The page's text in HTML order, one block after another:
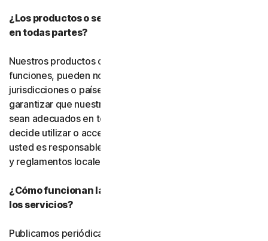
¿Los productos o servicios de Gen están disponibles
en todas partes?
Nuestros productos o servicios, o determinadas
funciones, pueden no estar disponibles en todas las
jurisdicciones o países, y no podemos declarar ni
garantizar que nuestro software, servicios o contenido
sean adecuados en todos los países o jurisdicciones. Si
decide utilizar o acceder a nuestro software o servicios,
usted es responsable de cumplir todas las leyes, normas
y reglamentos locales aplicables.
¿Cómo funcionan las actualizaciones del software y
los servicios?
Publicamos periódicamente mejoras, ampliaciones y